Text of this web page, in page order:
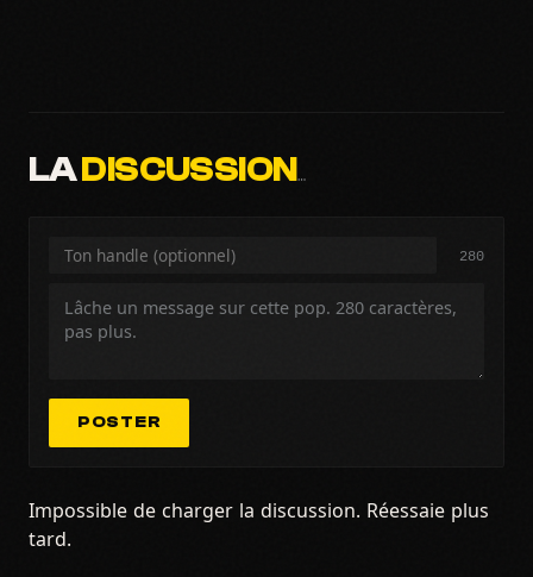
LADISCUSSION…
280
POSTER
Impossible de charger la discussion. Réessaie plus
tard.